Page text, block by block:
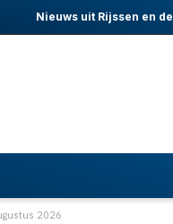
Nieuws uit Rijssen en